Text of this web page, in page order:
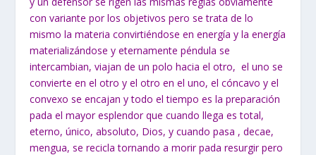
con variante por los objetivos pero se trata de lo
mismo la materia convirtiéndose en energía y la energía
materializándose y eternamente péndula se
intercambian, viajan de un polo hacia el otro, el uno se
convierte en el otro y el otro en el uno, el cóncavo y el
convexo se encajan y todo el tiempo es la preparación
pada el mayor esplendor que cuando llega es total,
eterno, único, absoluto, Dios, y cuando pasa , decae,
mengua, se recicla tornando a morir pada resurgir pero